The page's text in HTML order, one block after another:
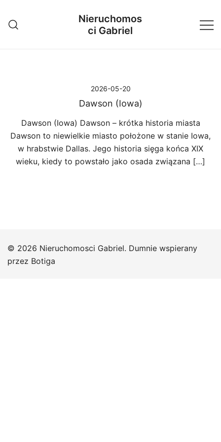
treści
Nieruchomos
ci Gabriel
2026-05-20
Dawson (Iowa)
Dawson (Iowa) Dawson – krótka historia miasta
Dawson to niewielkie miasto położone w stanie Iowa,
w hrabstwie Dallas. Jego historia sięga końca XIX
wieku, kiedy to powstało jako osada związana […]
© 2026 Nieruchomosci Gabriel. Dumnie wspierany
przez Botiga